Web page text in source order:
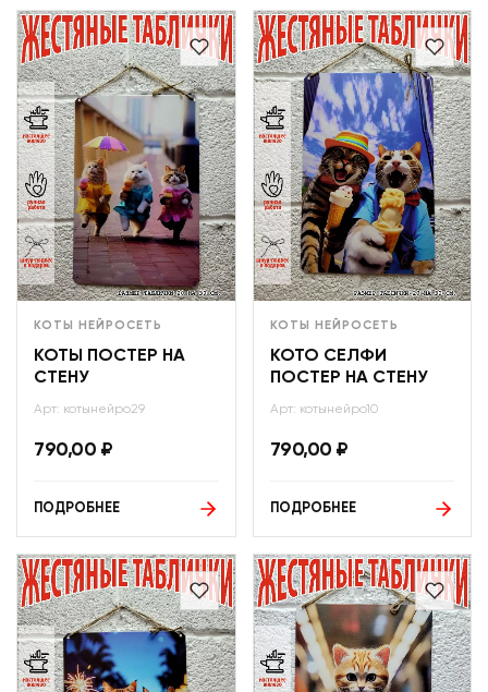
КОТЫ НЕЙРОСЕТЬ
КОТЫ ПОСТЕР НА
СТЕНУ
Арт: котынейро29
790,00 ₽
ПОДРОБНЕЕ
КОТЫ НЕЙРОСЕТЬ
КОТО СЕЛФИ
ПОСТЕР НА СТЕНУ
Арт: котынейро10
790,00 ₽
ПОДРОБНЕЕ